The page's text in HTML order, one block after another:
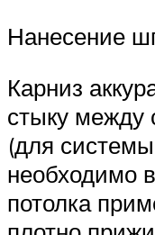
Нанесение
Карниз
стыку между
(для
необходимо
потолка